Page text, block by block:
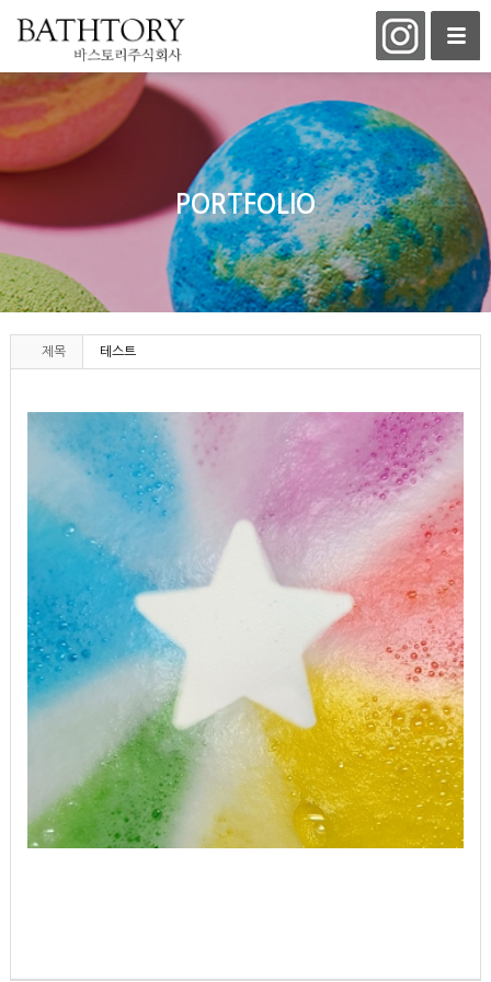
PORTFOLIO
제목 테스트